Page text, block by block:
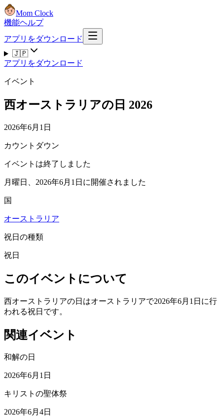
Mom Clock
機能ヘルプ
アプリをダウンロード
🇯🇵
アプリをダウンロード
イベント
西オーストラリアの日 2026
2026年6月1日
カウントダウン
イベントは終了しました
月曜日、2026年6月1日に開催されました
国
オーストラリア
祝日の種類
祝日
このイベントについて
西オーストラリアの日はオーストラリアで2026年6月1日に行
われる祝日です。
関連イベント
和解の日
2026年6月1日
キリストの聖体祭
2026年6月4日